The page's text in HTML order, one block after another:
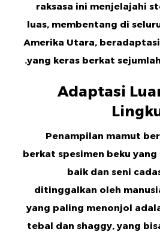
raksasa ini menjelajahi
luas, membentang di
Amerika Utara,
yang keras berkat
Adaptasi
Penampilan mamut
berkat spesimen beku
baik dan seni
ditinggalkan oleh
yang paling menonjol
tebal dan shaggy, yang